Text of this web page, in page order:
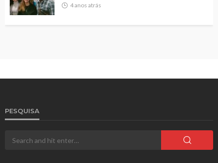
4 anos atrás
PESQUISA